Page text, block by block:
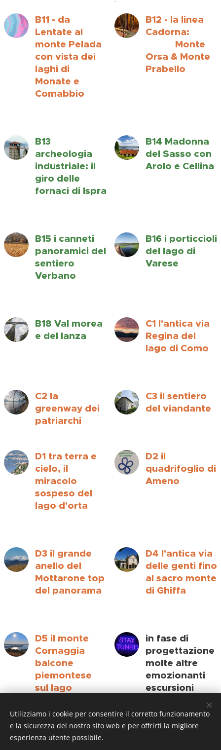
B11 - da
Lentate al
monte Pelada
con vista dei
laghi di
Monate e
Comabbio
B12 - la linea
Cadorna:
Monte
Orsa & Monte
Prabello
B13
archeologia
industriale: il
giro delle
fornaci di Ispra
B14 Madonna
del Sasso con
Arolo e Cellina
B15 i canneti
panoramici del
sentiero
Verbano
B16 i porticcioli
del lago di
Varese
B18 Val morea
e del lanza
C1 l'antica via
Regina del
lago di Como
C2 la
greenway dei
patriarchi
C3 il sentiero
del viandante
D1 tra terra e
cielo, il
miracolo
sospeso del
lago d'orta
D2 il
quadrifoglio di
Ameno
D3 il grande
anello del
Mottarone top
del panorama
D4 l'antica via
delle genti fino
al sacro monte
di Ghiffa
D5 il monte
Cornaggia
balcone
piemontese
sul lago
in fase di
progettazione
molte altre
emozionanti
escursioni
Utilizziamo i cookie per consentire il corretto funzionamento
e la sicurezza del nostro sito web e per offrirti la migliore
esperienza utente possibile.